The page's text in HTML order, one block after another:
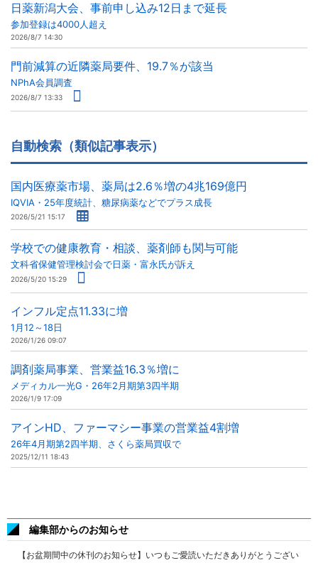
日薬新潟大会、事前申し込み12日まで延長
参加登録は4000人超え
2026/8/7 14:30
門前減算の近隣薬局要件、19.7％が該当
NPhA会員調査
2026/8/7 13:33
自動検索（類似記事表示）
国内医療薬市場、薬局は2.6％増の4兆169億円
IQVIA・25年度統計、糖尿病薬などでプラス成長
2026/5/21 15:17
学校での健康教育・相談、薬剤師も関与可能
文科省保健管理検討会で日薬・富永氏が訴え
2026/5/20 15:29
インフル定点11.33に増
1月12～18日
2026/1/26 09:07
調剤薬局事業、営業益16.3％増に
メディカル一光G・26年2月期第3四半期
2026/1/9 17:09
アインHD、ファーマシー事業の営業益4割増
26年4月期第2四半期、さくら薬局買収で
2025/12/11 18:43
編集部からのお知らせ
【お盆期間中の休刊のお知らせ】いつもご愛読いただきありがとうござい